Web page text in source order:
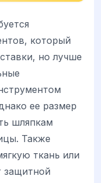
который
но лучше
ее размер
шляпкам
Также
ткань или
защитной